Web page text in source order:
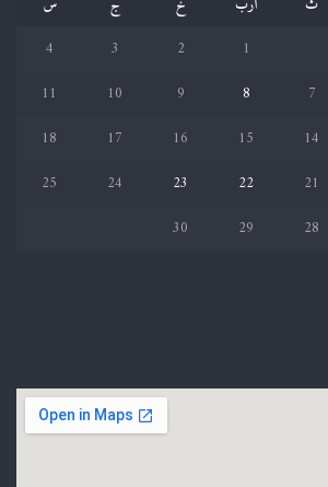
ث أرب خ ج
س
1
2
3
4
7
8
9
10
11
14
15
16
17
18
21
22
23
24
25
28
29
30